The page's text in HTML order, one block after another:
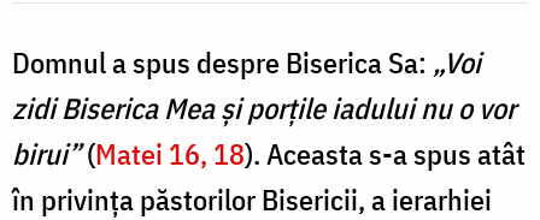
Domnul a spus despre Biserica Sa: „Voi
zidi Biserica Mea și porțile iadului nu o vor
birui”(Matei 16, 18). Aceasta s-a spus atât
în privința păstorilor Bisericii, a ierarhiei